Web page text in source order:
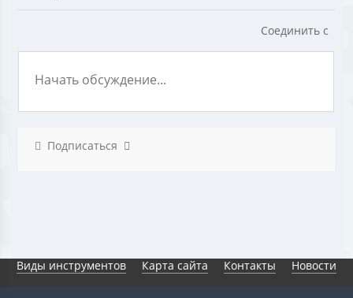
Соединить с
Подписаться
Виды инструментов Карта сайта Контакты Новости